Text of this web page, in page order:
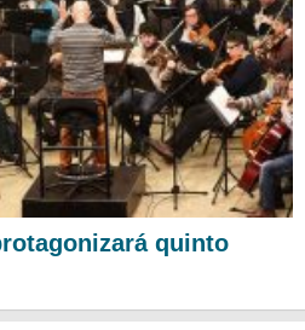
quinto